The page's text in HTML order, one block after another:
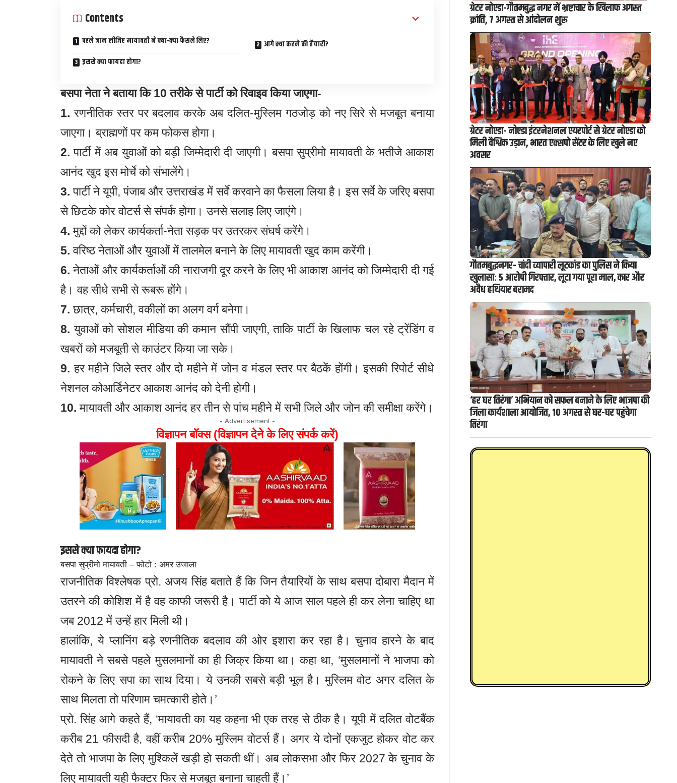
Contents
पहले जान लीजिए मायावती ने क्या-क्या फैसले लिए?
आगे क्या करने की तैयारी?
इससे क्या फायदा होगा?
बसपा नेता ने बताया कि 10 तरीके से पार्टी को रिवाइव किया जाएगा-
1.रणनीतिक स्तर पर बदलाव करके अब दलित-मुस्लिम गठजोड़ को नए सिरे से मजबूत बनाया
जाएगा। ब्राह्मणों पर कम फोकस होगा।
2.पार्टी में अब युवाओं को बड़ी जिम्मेदारी दी जाएगी। बसपा सुप्रीमो मायावती के भतीजे आकाश
आनंद खुद इस मोर्चे को संभालेंगे।
3.पार्टी ने यूपी, पंजाब और उत्तराखंड में सर्वे करवाने का फैसला लिया है। इस सर्वे के जरिए बसपा
से छिटके कोर वोटर्स से संपर्क होगा। उनसे सलाह लिए जाएंगे।
4. मुद्दों को लेकर कार्यकर्ता-नेता सड़क पर उतरकर संघर्ष करेंगे।
5. वरिष्ठ नेताओं और युवाओं में तालमेल बनाने के लिए मायावती खुद काम करेंगी।
6. नेताओं और कार्यकर्ताओं की नाराजगी दूर करने के लिए भी आकाश आनंद को जिम्मेदारी दी गई
है। वह सीधे सभी से रूबरू होंगे।
7. छात्र, कर्मचारी, वकीलों का अलग वर्ग बनेगा।
8. युवाओं को सोशल मीडिया की कमान सौंपी जाएगी, ताकि पार्टी के खिलाफ चल रहे ट्रेंडिंग व
खबरों को मजबूती से काउंटर किया जा सके।
9. हर महीने जिले स्तर और दो महीने में जोन व मंडल स्तर पर बैठकें होंगी। इसकी रिपोर्ट सीधे
नेशनल कोआर्डिनेटर आकाश आनंद को देनी होगी।
10. मायावती और आकाश आनंद हर तीन से पांच महीने में सभी जिले और जोन की समीक्षा करेंगे।
- Advertisement -
विज्ञापन बॉक्स (विज्ञापन देने के लिए संपर्क करें)
इससे क्या फायदा होगा?
बसपा सुप्रीमो मायावती – फोटो : अमर उजाला
राजनीतिक विश्लेषक प्रो. अजय सिंह बताते हैं कि जिन तैयारियों के साथ बसपा दोबारा मैदान में
उतरने की कोशिश में है वह काफी जरूरी है। पार्टी को ये आज साल पहले ही कर लेना चाहिए था
जब 2012 में उन्हें हार मिली थी।
हालांकि, ये प्लानिंग बड़े रणनीतिक बदलाव की ओर इशारा कर रहा है। चुनाव हारने के बाद
मायावती ने सबसे पहले मुसलमानों का ही जिक्र किया था। कहा था, ‘मुसलमानों ने भाजपा को
रोकने के लिए सपा का साथ दिया। ये उनकी सबसे बड़ी भूल है। मुस्लिम वोट अगर दलित के
साथ मिलता तो परिणाम चमत्कारी होते।’
प्रो. सिंह आगे कहते हैं, ‘मायावती का यह कहना भी एक तरह से ठीक है। यूपी में दलित वोटबैंक
करीब 21 फीसदी है, वहीं करीब 20% मुस्लिम वोटर्स हैं। अगर ये दोनों एकजुट होकर वोट कर
देते तो भाजपा के लिए मुश्किलें खड़ी हो सकती थीं। अब लोकसभा और फिर 2027 के चुनाव के
लिए मायावती यही फैक्टर फिर से मजबूत बनाना चाहती हैं।’
ग्रेटर नोएडा-गौतमबुद्ध नगर में भ्रष्टाचार के खिलाफ अगस्त
क्रांति, 7 अगस्त से आंदोलन शुरू
ग्रेटर नोएडा- नोएडा इंटरनेशनल एयरपोर्ट से ग्रेटर नोएडा को
मिली वैश्विक उड़ान, भारत एक्सपो सेंटर के लिए खुले नए
अवसर
गौतमबुद्धनगर- चांदी व्यापारी लूटकांड का पुलिस ने किया
खुलासा: 5 आरोपी गिरफ्तार, लूटा गया पूरा माल, कार और
अवैध हथियार बरामद
‘हर घर तिरंगा’ अभियान को सफल बनाने के लिए भाजपा की
जिला कार्यशाला आयोजित, 10 अगस्त से घर-घर पहुंचेगा
तिरंगा